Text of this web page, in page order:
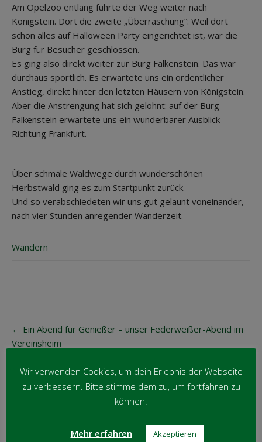
Am Opelzoo entlang führte der Weg weiter nach
Königstein. Dort die zweite „Überraschung“: Weil dort
schon alles auf Halloween Party eingerichtet ist, war die
Burg für Besucher geschlossen.
Es ging also direkt weiter zur Burg Falkenstein. Das war
durchaus sportlich. Es erwartete uns ein ordentlicher
Anstieg, direkt hinter den letzten Häusern von Königstein.
Aber die Anstrengung hat sich gelohnt: auf der Burg
Falkenstein erwartete uns ein wunderbarer Ausblick
Richtung Frankfurt.
Über schmale Waldwege durch wunderschönen
Herbstwald ging es zum Startpunkt zurück.
Und so verabschiedeten wir uns gut gelaunt voneinander,
nach vier Stunden anregender Wanderzeit.
Wandern
navigation
← Ein Abend für Genießer – unser Federweißer-Abend im
Vereinsheim
Anpassung der Ehrungsordnung→
Wir verwenden Cookies, um dein Erlebnis der Webseite
zu verbessern. Bitte stimme dem zu, um fortfahren zu
können.
Mehr erfahren Akzeptieren